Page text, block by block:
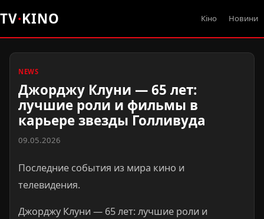
TV·KINO Кіно Новини
NEWS
Джорджу Клуни — 65 лет:
лучшие роли и фильмы в
карьере звезды Голливуда
09.05.2026
Последние события из мира кино и
телевидения.
Джорджу Клуни — 65 лет: лучшие роли и